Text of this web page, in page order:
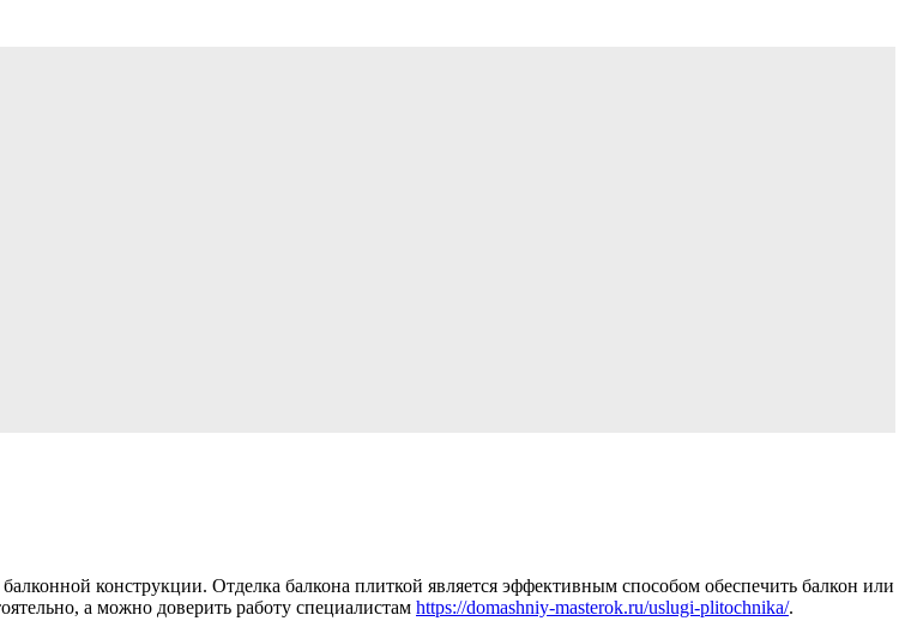
конструкции. Отделка балкона плиткой является эффективным способом обеспечить балкон или
а можно доверить работу специалистам https://domashniy-masterok.ru/uslugi-plitochnika/.